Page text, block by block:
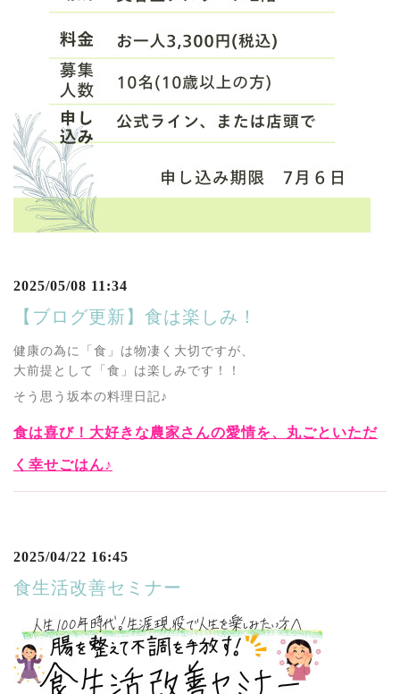
2025/05/08 11:34
【ブログ更新】食は楽しみ！
健康の為に「食」は物凄く大切ですが、
大前提として「食」は楽しみです！！
そう思う坂本の料理日記♪
食は喜び！大好きな農家さんの愛情を、丸ごといただ
く幸せごはん♪
2025/04/22 16:45
食生活改善セミナー